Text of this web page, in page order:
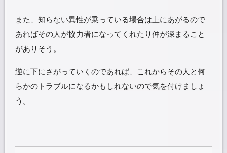
また、知らない異性が乗っている場合は上にあがるので
あればその人が協力者になってくれたり仲が深まること
がありそう。
逆に下にさがっていくのであれば、これからその人と何
らかのトラブルになるかもしれないので気を付けましょ
う。